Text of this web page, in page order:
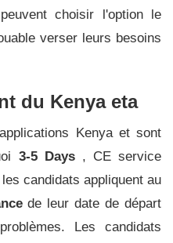
choisir l'option le
verser leurs besoins
du Kenya eta
Kenya et sont
3-5 Days, CE service
candidats appliquent au
de leur date de départ
Les candidats